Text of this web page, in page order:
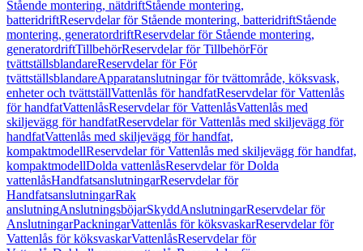
Stående montering, nätdriftStående montering,
batteridriftReservdelar för Stående montering, batteridriftStående
montering, generatordriftReservdelar för Stående montering,
generatordriftTillbehörReservdelar för TillbehörFör
tvättställsblandareReservdelar för För
tvättställsblandareApparatanslutningar för tvättområde, köksvask,
enheter och tvättställVattenlås för handfatReservdelar för Vattenlås
för handfatVattenlåsReservdelar för VattenlåsVattenlås med
skiljevägg för handfatReservdelar för Vattenlås med skiljevägg för
handfatVattenlås med skiljevägg för handfat,
kompaktmodellReservdelar för Vattenlås med skiljevägg för handfat,
kompaktmodellDolda vattenlåsReservdelar för Dolda
vattenlåsHandfatsanslutningarReservdelar för
HandfatsanslutningarRak
anslutningAnslutningsböjarSkyddAnslutningarReservdelar för
AnslutningarPackningarVattenlås för köksvaskarReservdelar för
Vattenlås för köksvaskarVattenlåsReservdelar för